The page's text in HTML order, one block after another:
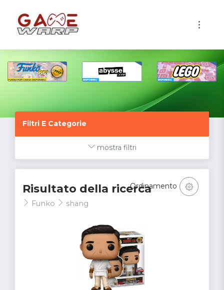
Filtri E Categorie
mostra filtri
Risultato della ricerca
Funko shang
Ordinamento